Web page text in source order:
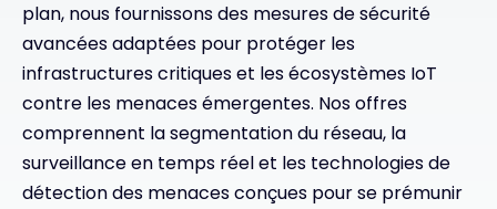
plan, nous fournissons des mesures de sécurité
avancées adaptées pour protéger les
infrastructures critiques et les écosystèmes IoT
contre les menaces émergentes. Nos offres
comprennent la segmentation du réseau, la
surveillance en temps réel et les technologies de
détection des menaces conçues pour se prémunir